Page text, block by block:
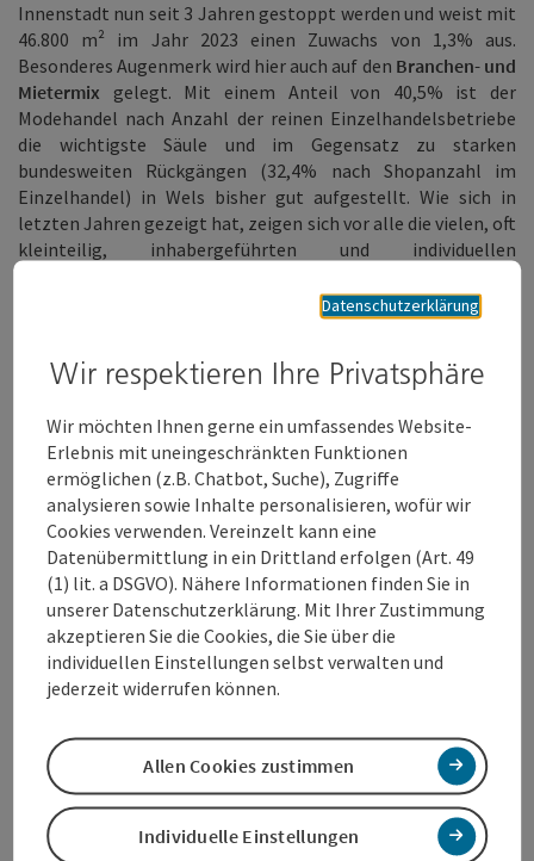
Innenstadt nun seit 3 Jahren gestoppt werden und weist mit
46.800 m² im Jahr 2023 einen Zuwachs von 1,3% aus.
Besonderes Augenmerk wird hier auch auf den Branchen- und
Mietermix gelegt. Mit einem Anteil von 40,5% ist der
Modehandel nach Anzahl der reinen Einzelhandelsbetriebe
die wichtigste Säule und im Gegensatz zu starken
bundesweiten Rückgängen (32,4% nach Shopanzahl im
Einzelhandel) in Wels bisher gut aufgestellt. Wie sich in
letzten Jahren gezeigt hat, zeigen sich vor alle die vielen, oft
kleinteilig, inhabergeführten und individuellen
besonders resilient gegenüber ständig neuen
Shopeinheiten. Die durchschnittliche Shopgröße liegt
aktuell bei 145 m² (Ö-Schnitt 155m²) in der ABC-Lage bzw.
bei 160m² in der A-Lage (Ö-Schnitt: 216m²). 2024 wird dieser
Weg konsequent weitergeführt. Neue Mode-Konzepte, wie
die Boutique „Modul F“ (Schmidtgasse 25) mit einem
weiteren Standort in der Innenstadt oder „Chary Chic“
(Stadtpassage/Stadtplatz39/Freiung) punkten in ihren
kleinen und individuellen Stores mit Beratungsqualität und
Flexibilität.
Filialisierungsgraddes Einzelhandelsauf aktuell nur noch
25,9 % (Ö-Schnitt: 31,6 %) . Dennoch ist die A -Lage für
filialisierte Einzelhändler weiterhin hoch-attraktiv,
Filialisierungsgrad liegt hier
(Ö-Schnitt 48,7%).
Neue Anbieter, wie Thalia (seit Februar 2023 zurück in der
Datenschutzerklärung
Wir respektieren Ihre Privatsphäre
Wir möchten Ihnen gerne ein umfassendes Website-
Erlebnis mit uneingeschränkten Funktionen
ermöglichen (z.B. Chatbot, Suche), Zugriffe
analysieren sowie Inhalte personalisieren, wofür wir
Cookies verwenden. Vereinzelt kann eine
Datenübermittlung in ein Drittland erfolgen (Art. 49
(1) lit. a DSGVO). Nähere Informationen finden Sie in
unserer Datenschutzerklärung. Mit Ihrer Zustimmung
akzeptieren Sie die Cookies, die Sie über die
individuellen Einstellungen selbst verwalten und
jederzeit widerrufen können.
Individuelle Einstellungen
Allen Cookies zustimmen